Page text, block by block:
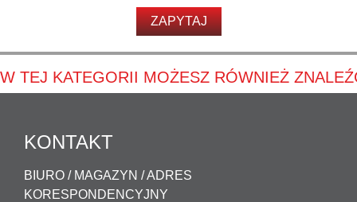
ZAPYTAJ
W TEJ KATEGORII MOŻESZ RÓWNIEŻ
KONTAKT
BIURO / MAGAZYN / ADRES
KORESPONDENCYJNY